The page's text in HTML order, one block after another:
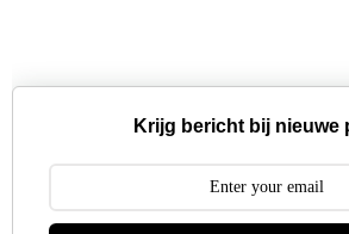
Krijg bericht bij nieuwe